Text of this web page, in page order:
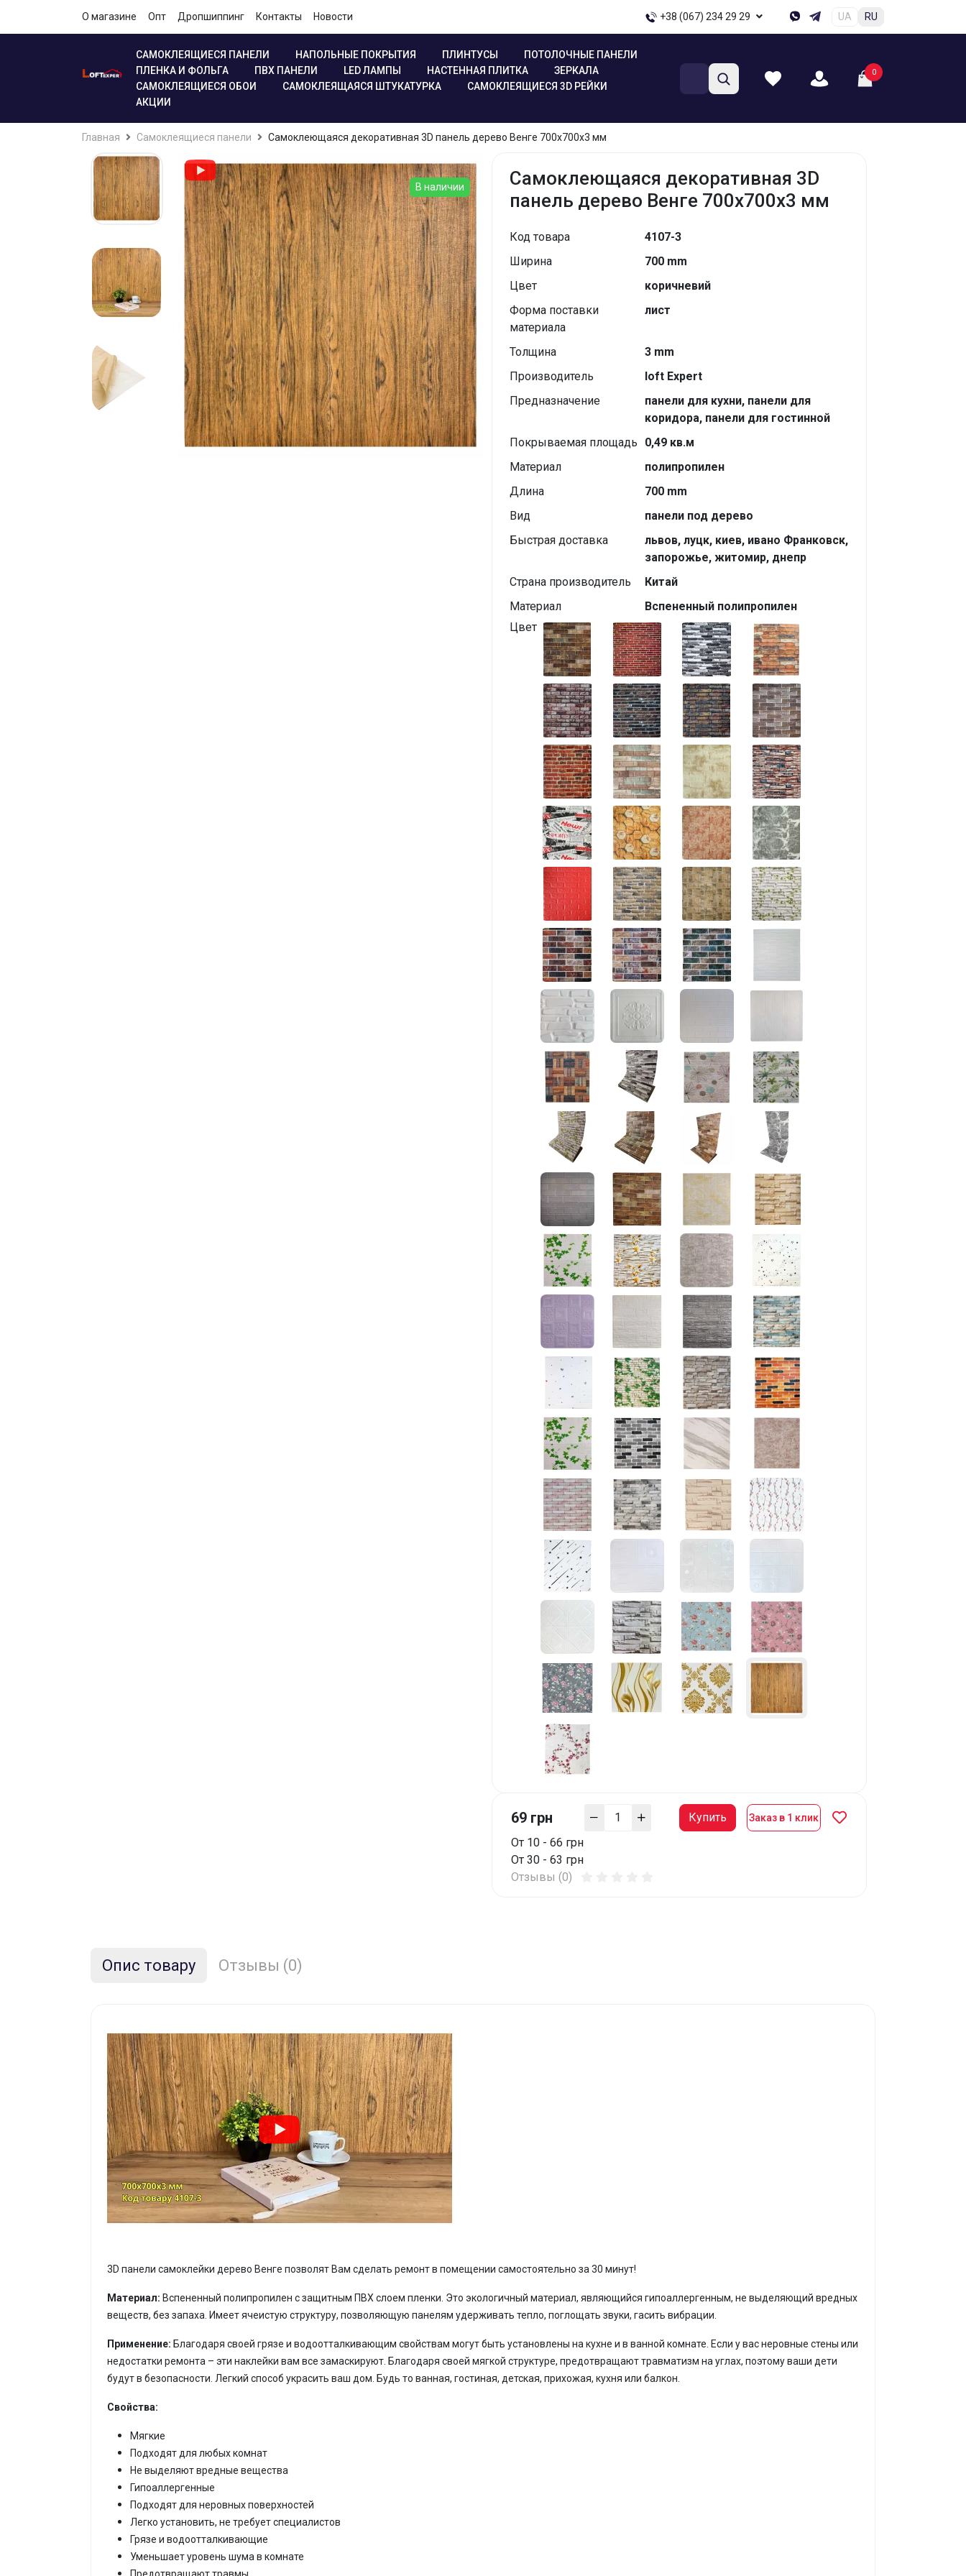
О магазине Опт Дропшиппинг Контакты Новости +38 (067) 234 29 29 UA RU
САМОКЛЕЯЩИЕСЯ ПАНЕЛИ НАПОЛЬНЫЕ ПОКРЫТИЯ ПЛИНТУСЫ
ПОТОЛОЧНЫЕ ПАНЕЛИ
ПЛЕНКА И ФОЛЬГА
ПВХ ПАНЕЛИ LED ЛАМПЫ НАСТЕННАЯ ПЛИТКА
ЗЕРКАЛА
САМОКЛЕЯЩИЕСЯ ОБОИ
САМОКЛЕЯЩАЯСЯ ШТУКАТУРКА
САМОКЛЕЯЩИЕСЯ 3D РЕЙКИ
АКЦИИ
0
Главная Самоклеящиеся панели Самоклеющаяся декоративная 3D панель дерево Венге 700x700x3 мм
В наличии
Самоклеющаяся декоративная 3D
панель дерево Венге 700x700x3 мм
Код товара
4107-3
Ширина
700 mm
Цвет
коричневий
Форма поставки
материала
лист
Толщина
3 mm
Производитель
loft Expert
Предназначение
панели для кухни, панели для
коридора, панели для гостинной
Покрываемая площадь
0,49 кв.м
Материал
полипропилен
Длина
700 mm
Вид
панели под дерево
Быстрая доставка
львов, луцк, киев, ивано Франковск,
запорожье, житомир, днепр
Страна производитель
Китай
Материал
Вспененный полипропилен
Цвет
69 грн Купить Заказ в 1 клик
От 10 - 66 грн
От 30 - 63 грн
Отзывы (0)
Опис товару Отзывы (0)
3D панели самоклейки дерево Венге позволят Вам сделать ремонт в помещении самостоятельно за 30 минут!
Материал: Вспененный полипропилен с защитным ПВХ слоем пленки. Это экологичный материал, являющийся гипоаллергенным, не выделяющий вредных
веществ, без запаха. Имеет ячеистую структуру, позволяющую панелям удерживать тепло, поглощать звуки, гасить вибрации.
Применение: Благодаря своей грязе и водоотталкивающим свойствам могут быть установлены на кухне и в ванной комнате. Если у вас неровные стены или
недостатки ремонта – эти наклейки вам все замаскируют. Благодаря своей мягкой структуре, предотвращают травматизм на углах, поэтому ваши дети
будут в безопасности. Легкий способ украсить ваш дом. Будь то ванная, гостиная, детская, прихожая, кухня или балкон.
Свойства:
Мягкие
Подходят для любых комнат
Не выделяют вредные вещества
Гипоаллергенные
Подходят для неровных поверхностей
Легко установить, не требует специалистов
Грязе и водоотталкивающие
Уменьшает уровень шума в комнате